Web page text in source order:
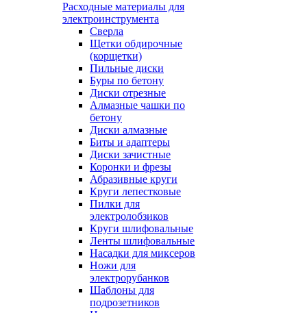
Расходные материалы для
электроинструмента
Сверла
Щетки обдирочные
(корщетки)
Пильные диски
Буры по бетону
Диски отрезные
Алмазные чашки по
бетону
Диски алмазные
Биты и адаптеры
Диски зачистные
Коронки и фрезы
Абразивные круги
Круги лепестковые
Пилки для
электролобзиков
Круги шлифовальные
Ленты шлифовальные
Насадки для миксеров
Ножи для
электрорубанков
Шаблоны для
подрозетников